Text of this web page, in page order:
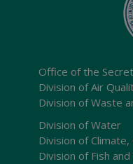
Office of the
Division of Air
Division of Waste
Division of Water
Division of
Division of Fish